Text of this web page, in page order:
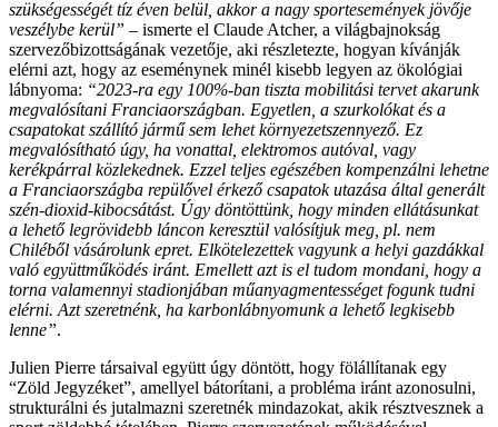
szükségességét tíz éven belül, akkor a nagy sportesemények jövője
veszélybe kerül” – ismerte el Claude Atcher, a világbajnokság
szervezőbizottságának vezetője, aki részletezte, hogyan kívánják
elérni azt, hogy az eseménynek minél kisebb legyen az ökológiai
lábnyoma: “2023-ra egy 100%-ban tiszta mobilitási tervet akarunk
megvalósítani Franciaországban. Egyetlen, a szurkolókat és a
csapatokat szállító jármű sem lehet környezetszennyező. Ez
megvalósítható úgy, ha vonattal, elektromos autóval, vagy
kerékpárral közlekednek. Ezzel teljes egészében kompenzálni lehetne
a Franciaországba repülővel érkező csapatok utazása által generált
szén-dioxid-kibocsátást. Úgy döntöttünk, hogy minden ellátásunkat
a lehető legrövidebb láncon keresztül valósítjuk meg, pl. nem
Chiléből vásárolunk epret. Elkötelezettek vagyunk a helyi gazdákkal
való együttműködés iránt. Emellett azt is el tudom mondani, hogy a
torna valamennyi stadionjában műanyagmentességet fogunk tudni
elérni. Azt szeretnénk, ha karbonlábnyomunk a lehető legkisebb
lenne”.
Julien Pierre társaival együtt úgy döntött, hogy fölállítanak egy
“Zöld Jegyzéket”, amellyel bátorítani, a probléma iránt azonosulni,
strukturálni és jutalmazni szeretnék mindazokat, akik résztvesznek a